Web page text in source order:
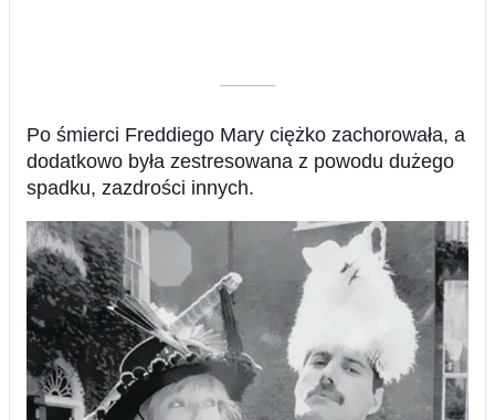
––––––––––
Po śmierci Freddiego Mary ciężko zachorowała, a
dodatkowo była zestresowana z powodu dużego
spadku, zazdrości innych.